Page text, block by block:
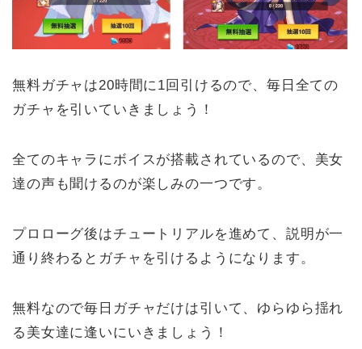
無料ガチャは20時間に1回引けるので、毎日全ての
ガチャを引いていきましょう！
全てのキャラにボイスが搭載されているので、美女
達の声も聞けるのが楽しみの一つです。
プロローグ後はチュートリアルを進めて、説明が一
通り終わるとガチャを引けるようになります。
無料なので毎日ガチャだけは引いて、ゆらゆら揺れ
る美女達に逢いにいきましょう！